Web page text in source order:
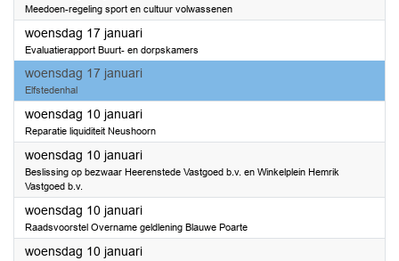
Meedoen-regeling sport en cultuur volwassenen
woensdag 17 januari2024
Evaluatierapport Buurt- en dorpskamers
woensdag 17 januari2024
Elfstedenhal
woensdag 10 januari2024
Reparatie liquiditeit Neushoorn
woensdag 10 januari2024
Beslissing op bezwaar Heerenstede Vastgoed b.v. en Winkelplein Hemrik
Vastgoed b.v.
woensdag 10 januari2024
Raadsvoorstel Overname geldlening Blauwe Poarte
woensdag 10 januari2024